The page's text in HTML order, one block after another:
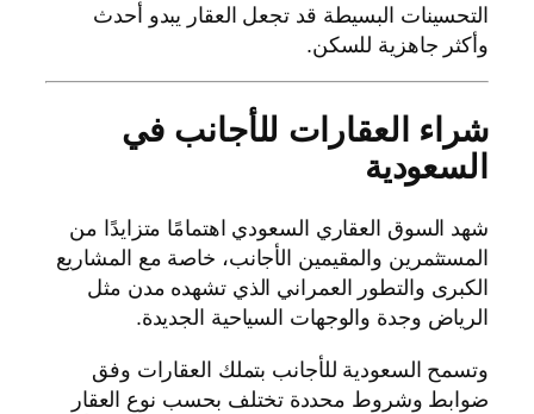
التحسينات البسيطة قد تجعل العقار يبدو أحدث
وأكثر جاهزية للسكن.
شراء العقارات للأجانب في
السعودية
شهد السوق العقاري السعودي اهتمامًا متزايدًا من
المستثمرين والمقيمين الأجانب، خاصة مع المشاريع
الكبرى والتطور العمراني الذي تشهده مدن مثل
الرياض وجدة والوجهات السياحية الجديدة.
وتسمح السعودية للأجانب بتملك العقارات وفق
ضوابط وشروط محددة تختلف بحسب نوع العقار